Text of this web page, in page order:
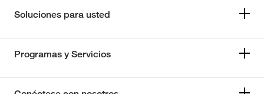
Soluciones para usted
Programas y Servicios